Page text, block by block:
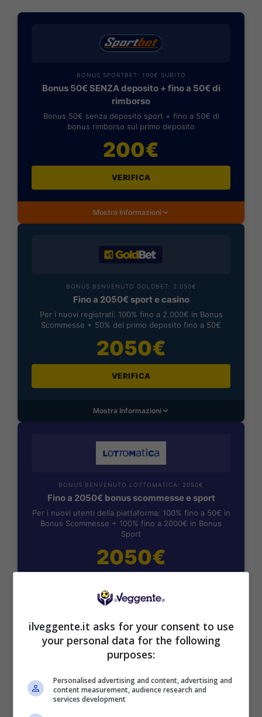
BONUS SPORTBET: 100€ SUBITO
Bonus 50€ SENZA deposito + fino a 50€ di
rimborso
Bonus 50€ senza deposito sport + fino a 50€ di
bonus rimborso sul primo deposito
200€
VERIFICA
Mostra Informazioni
BONUS BENVENUTO GOLDBET: 2.050€
Fino a 2050€ sport e casino
Per i nuovi registrati: 100% fino a 2.000€ in Bonus
Scommesse + 50% del primo deposito fino a 50€
2050€
VERIFICA
Mostra Informazioni
BONUS BENVENUTO LOTTOMATICA: 2050€
Fino a 2050€ bonus scommesse e sport
Per i nuovi utenti della piattaforma: 100% fino a 50€ in
Bonus Scommesse + 100% fino a 2000€ in Bonus
Sport
2050€
SNAI
Bonus Benvenuto Sport: fino a 1.000€
ilveggente.it asks for your consent to use
your personal data for the following
purposes:
Personalised advertising and content, advertising and
content measurement, audience research and
services development